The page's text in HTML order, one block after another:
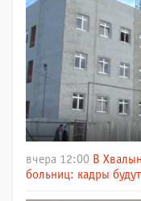
вчера 12:00 В
больниц: кадры